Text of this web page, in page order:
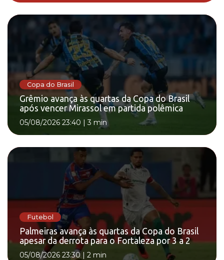
Copa do Brasil
Grêmio avança às quartas da Copa do Brasil
após vencer Mirassol em partida polêmica
05/08/2026 23:40 |3 min
Futebol
Palmeiras avança às quartas da Copa do Brasil
apesar da derrota para o Fortaleza por 3 a 2
05/08/2026 23:30| 2 min